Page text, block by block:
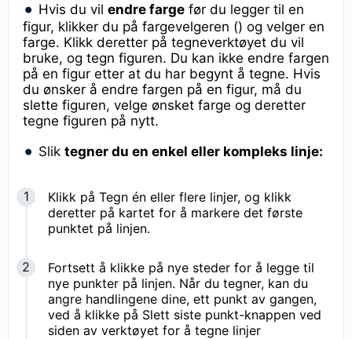
Hvis du vilendre farge før du legger til en
figur, klikker du på fargevelgeren () og velger en
farge. Klikk deretter på tegneverktøyet du vil
bruke, og tegn figuren. Du kan ikke endre fargen
på en figur etter at du har begynt å tegne. Hvis
du ønsker å endre fargen på en figur, må du
slette figuren, velge ønsket farge og deretter
tegne figuren på nytt.
Sliktegner du en enkel eller kompleks linje:
Klikk på Tegn én eller flere linjer, og klikk
deretter på kartet for å markere det første
punktet på linjen.
Fortsett å klikke på nye steder for å legge til
nye punkter på linjen. Når du tegner, kan du
angre handlingene dine, ett punkt av gangen,
ved å klikke på Slett siste punkt-knappen ved
siden av verktøyet for å tegne linjer